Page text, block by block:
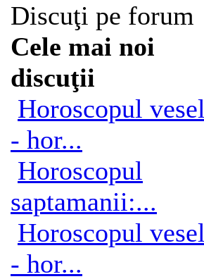
Discuţi pe forum
Cele mai noi
discuţii
Horoscopul vesel
- hor...
Horoscopul
saptamanii:...
Horoscopul vesel
- hor...